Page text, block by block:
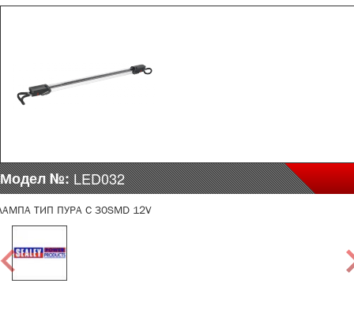
Модел №:LED032
ТИП ПУРА С 30SMD 12V